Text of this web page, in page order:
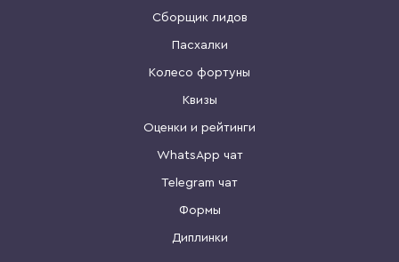
Сборщик лидов
Пасхалки
Колесо фортуны
Квизы
Оценки и рейтинги
WhatsApp чат
Telegram чат
Формы
Диплинки